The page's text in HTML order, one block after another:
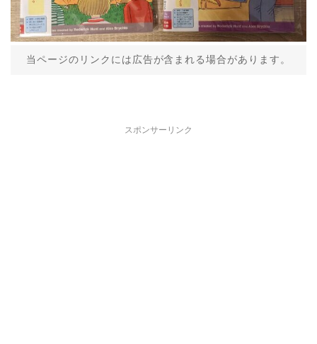
当ページのリンクには広告が含まれる場合があります。
スポンサーリンク